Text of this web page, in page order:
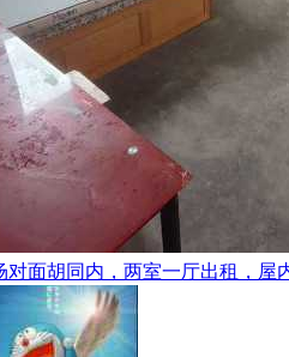
面胡同内，两室一厅出租，屋